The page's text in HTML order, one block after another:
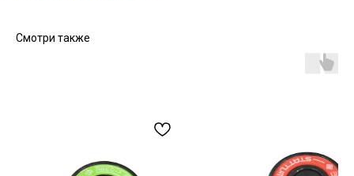
Смотри также